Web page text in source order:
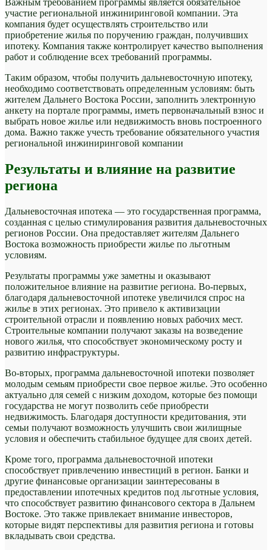
Важным требованием программы является обязательное
участие региональной инжиниринговой компании. Эта
компания будет осуществлять строительство или
приобретение жилья по поручению граждан, получивших
ипотеку. Компания также контролирует качество выполнения
работ и соблюдение всех требований программы.
Таким образом, чтобы получить дальневосточную ипотеку,
необходимо соответствовать определенным условиям: быть
жителем Дальнего Востока России, заполнить электронную
анкету на портале программы, иметь первоначальный взнос и
выбрать новое жилье или недвижимость вновь построенного
дома. Важно также учесть требование обязательного участия
региональной инжиниринговой компании
Результаты и влияние на развитие
региона
Дальневосточная ипотека — это государственная программа,
созданная с целью стимулирования развития дальневосточных
регионов России. Она предоставляет жителям Дальнего
Востока возможность приобрести жилье по льготным
условиям.
Результаты программы уже заметны и оказывают
положительное влияние на развитие региона. Во-первых,
благодаря дальневосточной ипотеке увеличился спрос на
жилье в этих регионах. Это привело к активизации
строительной отрасли и появлению новых рабочих мест.
Строительные компании получают заказы на возведение
нового жилья, что способствует экономическому росту и
развитию инфраструктуры.
Во-вторых, программа дальневосточной ипотеки позволяет
молодым семьям приобрести свое первое жилье. Это особенно
актуально для семей с низким доходом, которые без помощи
государства не могут позволить себе приобрести
недвижимость. Благодаря доступности кредитования, эти
семьи получают возможность улучшить свои жилищные
условия и обеспечить стабильное будущее для своих детей.
Кроме того, программа дальневосточной ипотеки
способствует привлечению инвестиций в регион. Банки и
другие финансовые организации заинтересованы в
предоставлении ипотечных кредитов под льготные условия,
что способствует развитию финансового сектора в Дальнем
Востоке. Это также привлекает внимание инвесторов,
которые видят перспективы для развития региона и готовы
вкладывать свои средства.